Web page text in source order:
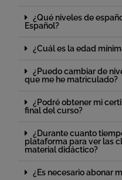
¿Qué niveles de
Español?
¿Cuál es la edad
¿Puedo cambiar de
que me he matriculado?
¿Podré obtener mi
final del curso?
¿Durante cuanto
plataforma para ver las
material didáctico?
¿Es necesario abonar